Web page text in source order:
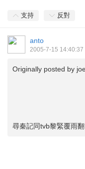
支持 反對
anto
2005-7-15 14:40:37
Originally posted by
尋秦記同tvb黎緊覆雨